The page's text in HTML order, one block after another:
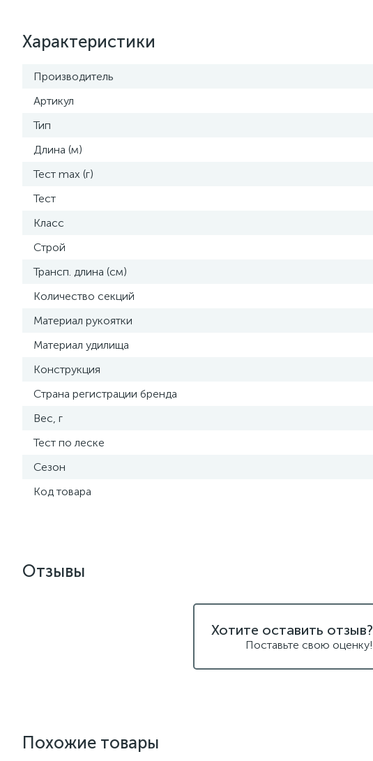
Характеристики
Производитель
Артикул
Тип
Длина (м)
Тест max (г)
Тест
Класс
Строй
Трансп. длина (см)
Количество секций
Материал рукоятки
Материал удилища
Конструкция
Страна регистрации бренда
Вес, г
Тест по леске
Сезон
Код товара
Отзывы
Хотите оставить отзыв?
Поставьте свою оценку!
Похожие товары